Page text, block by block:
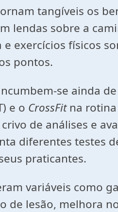
tangíveis os
lendas sobre a
exercícios físicos
pontos.
se ainda
e o CrossFitna rotina
de análises e
diferentes testes
praticantes.
variáveis como
de lesão, melhora